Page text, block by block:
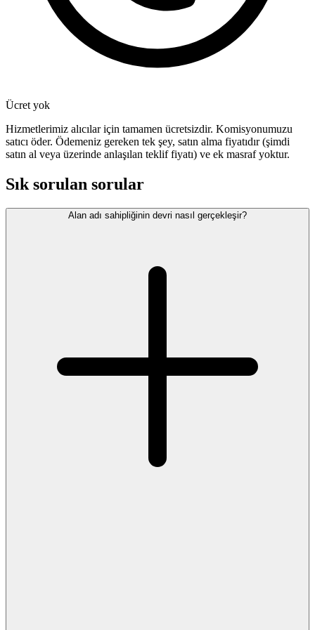
Ücret yok
Hizmetlerimiz alıcılar için tamamen ücretsizdir. Komisyonumuzu
satıcı öder. Ödemeniz gereken tek şey, satın alma fiyatıdır (şimdi
satın al veya üzerinde anlaşılan teklif fiyatı) ve ek masraf yoktur.
Sık sorulan sorular
Alan adı sahipliğinin devri nasıl gerçekleşir?